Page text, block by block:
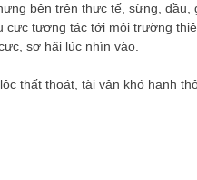
bên trên thực tế, sừng,
tương tác tới môi trường
sợ hãi lúc nhìn vào.